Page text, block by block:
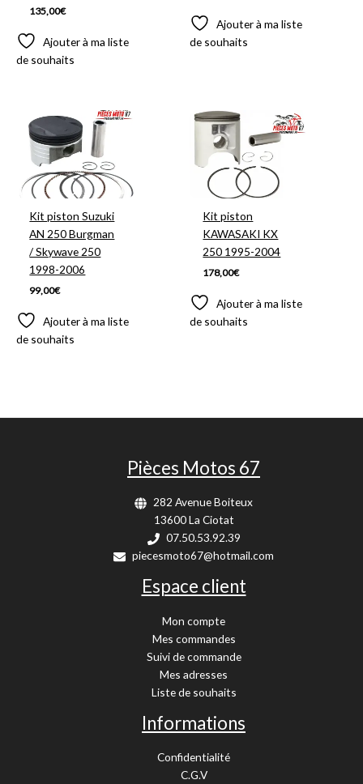
135,00€
Ajouter à ma liste
de souhaits
Ajouter à ma liste
de souhaits
Kit piston Suzuki
AN 250 Burgman
/ Skywave 250
1998-2006
99,00€
Ajouter à ma liste
de souhaits
Kit piston
KAWASAKI KX
250 1995-2004
178,00€
Ajouter à ma liste
de souhaits
Pièces Motos 67
282 Avenue Boiteux
13600 La Ciotat
07.50.53.92.39
piecesmoto67@hotmail.com
Espace client
Mon compte
Mes commandes
Suivi de commande
Mes adresses
Liste de souhaits
Informations
Confidentialité
C.G.V